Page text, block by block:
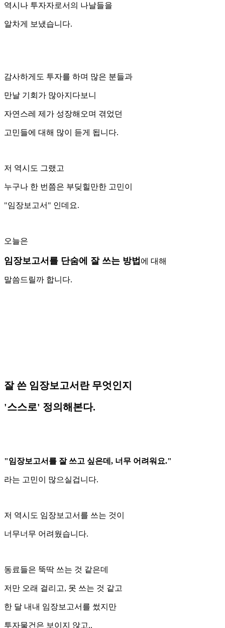
역시나 투자자로서의 나날들을
알차게 보냈습니다.
감사하게도 투자를 하며 많은 분들과
만날 기회가 많아지다보니
자연스레 제가 성장해오며 겪었던
고민들에 대해 많이 듣게 됩니다.
저 역시도 그랬고
누구나 한 번쯤은 부딪힐만한 고민이
"임장보고서" 인데요.
오늘은
임장보고서를 단숨에 잘 쓰는 방법 에 대해
말씀드릴까 합니다.
잘 쓴 임장보고서란 무엇인지
'스스로' 정의해본다.
"임장보고서를 잘 쓰고 싶은데, 너무 어려워요."
라는 고민이 많으실겁니다.
저 역시도 임장보고서를 쓰는 것이
너무너무 어려웠습니다.
동료들은 뚝딱 쓰는 것 같은데
저만 오래 걸리고, 못 쓰는 것 같고
한 달 내내 임장보고서를 썼지만
투자물건은 보이지 않고..